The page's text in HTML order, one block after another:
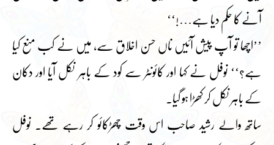
آنے کا حکم دیا ہے…!‘‘
’’اچھا تو آپ پیش آئیں ناں حسن اخلاق سے، میں نے کب منع کیا
ہے؟‘‘ نوفل نے کہا اور کائونٹر سے کود کے باہر نکل آیا اور دکان
کے باہر نکل کر کھڑا ہو گیا۔
ساتھ والے رشید صاحب اس وقت چھڑکائو کر رہے تھے۔ نوفل